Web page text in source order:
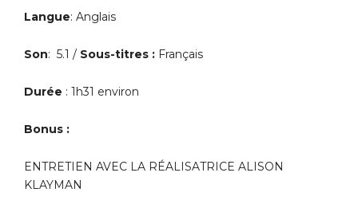
Langue: Anglais
Son: 5.1 / Sous-titres : Français
Durée : 1h31 environ
Bonus :
ENTRETIEN AVEC LA RÉALISATRICE ALISON
KLAYMAN